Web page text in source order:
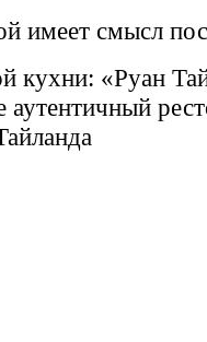
имеет смысл
кухни: «Руан
аутентичный